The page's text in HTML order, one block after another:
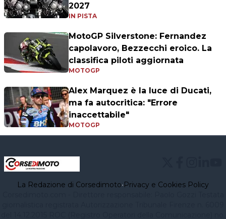
2027
IN PISTA
MotoGP Silverstone: Fernandez
capolavoro, Bezzecchi eroico. La
classifica piloti aggiornata
MOTOGP
Alex Marquez è la luce di Ducati,
ma fa autocritica: "Errore
inaccettabile"
MOTOGP
La Redazione di Corsedimoto•Privacy e Cookies Policy